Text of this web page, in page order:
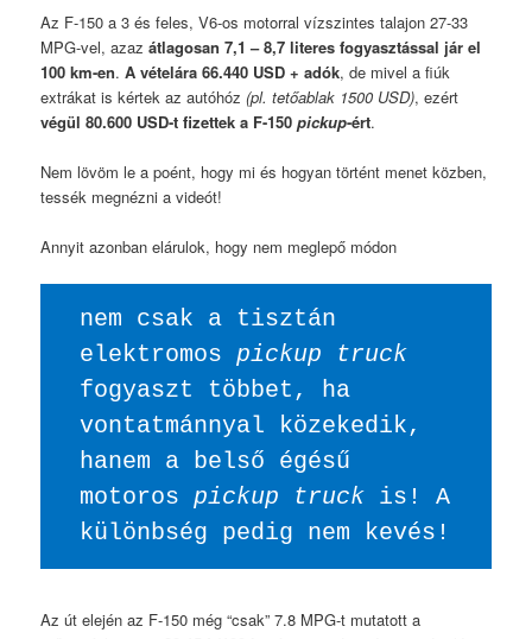
Az F-150 a 3 és feles, V6-os motorral vízszintes talajon 27-33
MPG-vel, azazátlagosan 7,1 – 8,7 literes fogyasztással jár el
100 km-en.A vételára 66.440 USD + adók, de mivel a fiúk
extrákat is kértek az autóhóz(pl. tetőablak 1500 USD), ezért
végül 80.600 USD-t fizettek a F-150pickup-ért.
Nem lövöm le a poént, hogy mi és hogyan történt menet közben,
tessék megnézni a videót!
Annyit azonban elárulok, hogy nem meglepő módon
nem csak a tisztán
elektromos pickup truck
fogyaszt többet, ha
vontatmánnyal közekedik,
hanem a belső égésű
motoros pickup truck is! A
különbség pedig nem kevés!
Az út elején az F-150 még “csak” 7.8 MPG-t mutatott a